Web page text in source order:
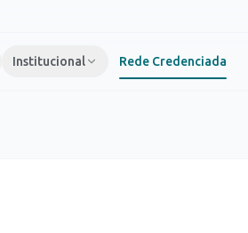
Institucional Rede Credenciada